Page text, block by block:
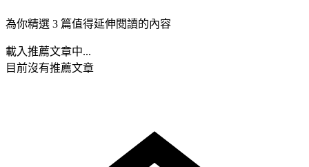
為你精選 3 篇值得延伸閱讀的內容
載入推薦文章中...
目前沒有推薦文章